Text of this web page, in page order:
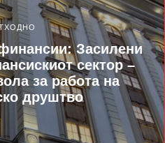
Засилени
сектор –
за работа на
друштво